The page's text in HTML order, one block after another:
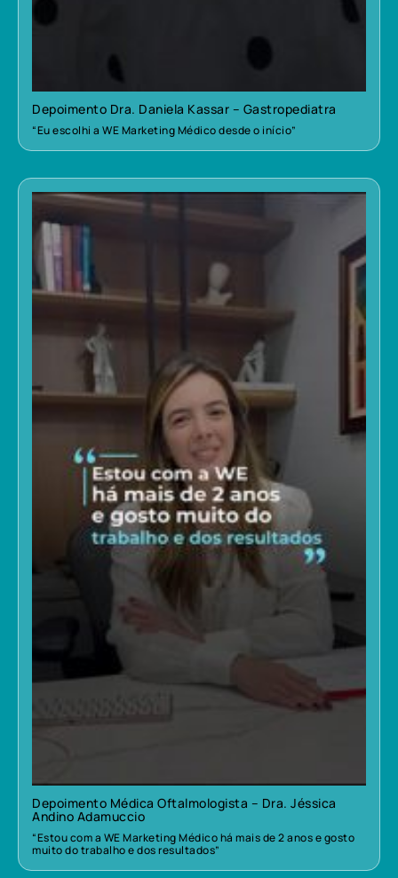
Depoimento Dra. Daniela Kassar – Gastropediatra
“Eu escolhi a WE Marketing Médico desde o início”
Depoimento Médica Oftalmologista – Dra. Jéssica
Andino Adamuccio
“Estou com a WE Marketing Médico há mais de 2 anos e gosto
muito do trabalho e dos resultados”